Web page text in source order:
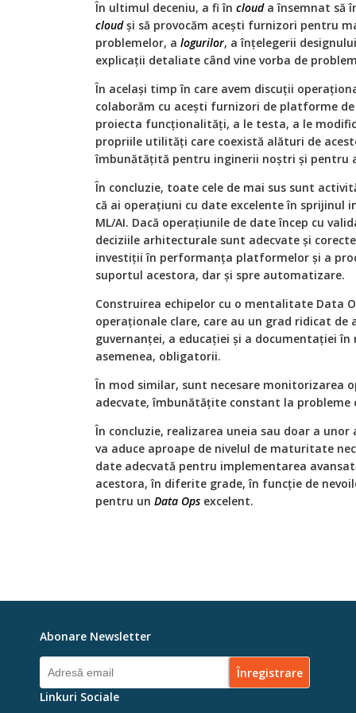
În ultimul deceniu, a fi în clouda însemnat să
cloudși să provocăm acești furnizori pentru
problemelor, a logurilor, a înțelegerii
explicații detaliate când vine vorba de
În același timp în care avem discuții
colaborăm cu acești furnizori de platforme
proiecta funcționalități, a le testa, a le
propriile utilități care coexistă alături de
îmbunătățită pentru inginerii noștri și pentru
În concluzie, toate cele de mai sus sunt
că ai operațiuni cu date excelente în sprijinul
ML/AI. Dacă operațiunile de date încep cu
deciziile arhitecturale sunt adecvate și
investiții în performanța platformelor și a
suportul acestora, dar și spre automatizare.
Construirea echipelor cu o mentalitate Data
operaționale clare, care au un grad ridicat
guvernanței, a educației și a documentației
asemenea, obligatorii.
În mod similar, sunt necesare monitorizarea
adecvate, îmbunătățite constant la probleme
În concluzie, realizarea uneia sau doar a
va aduce aproape de nivelul de maturitate
date adecvată pentru implementarea
acestora, în diferite grade, în funcție de
pentru un Data Ops excelent.
Abonare Newsletter
Linkuri Sociale